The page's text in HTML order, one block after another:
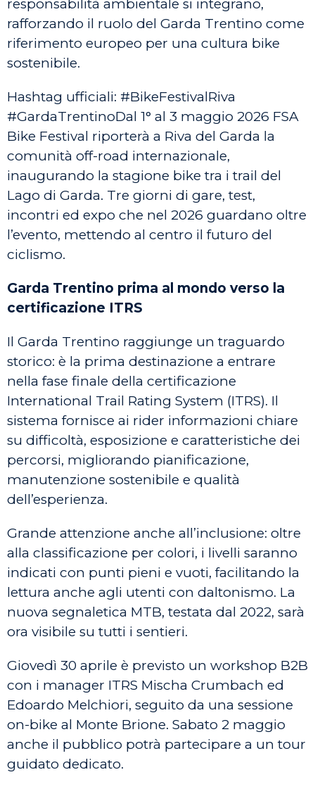
responsabilità ambientale si integrano,
rafforzando il ruolo del Garda Trentino come
riferimento europeo per una cultura bike
sostenibile.
Hashtag ufficiali: #BikeFestivalRiva
#GardaTrentinoDal 1° al 3 maggio 2026 FSA
Bike Festival riporterà a Riva del Garda la
comunità off-road internazionale,
inaugurando la stagione bike tra i trail del
Lago di Garda. Tre giorni di gare, test,
incontri ed expo che nel 2026 guardano oltre
l’evento, mettendo al centro il futuro del
ciclismo.
Garda Trentino prima al mondo verso la
certificazione ITRS
Il Garda Trentino raggiunge un traguardo
storico: è la prima destinazione a entrare
nella fase finale della certificazione
International Trail Rating System (ITRS). Il
sistema fornisce ai rider informazioni chiare
su difficoltà, esposizione e caratteristiche dei
percorsi, migliorando pianificazione,
manutenzione sostenibile e qualità
dell’esperienza.
Grande attenzione anche all’inclusione: oltre
alla classificazione per colori, i livelli saranno
indicati con punti pieni e vuoti, facilitando la
lettura anche agli utenti con daltonismo. La
nuova segnaletica MTB, testata dal 2022, sarà
ora visibile su tutti i sentieri.
Giovedì 30 aprile è previsto un workshop B2B
con i manager ITRS Mischa Crumbach ed
Edoardo Melchiori, seguito da una sessione
on-bike al Monte Brione. Sabato 2 maggio
anche il pubblico potrà partecipare a un tour
guidato dedicato.